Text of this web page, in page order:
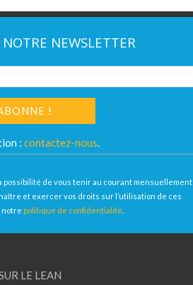
NEWSLETTER
: contactez-nous.
possibilité de vous tenir au courant mensuellement
et exercer vos droits sur l’utilisation de ces
notre politique de confidentialité
LE LEAN